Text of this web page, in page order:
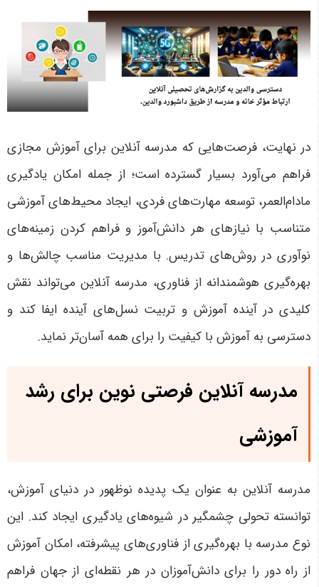
در نهایت، فرصت‌هایی که مدرسه آنلاین برای آموزش مجازی
فراهم می‌آورد بسیار گسترده است؛ از جمله امکان یادگیری
مادام‌العمر، توسعه مهارت‌های فردی، ایجاد محیط‌های آموزشی
متناسب با نیازهای هر دانش‌آموز و فراهم کردن زمینه‌های
نوآوری در روش‌های تدریس. با مدیریت مناسب چالش‌ها و
بهره‌گیری هوشمندانه از فناوری، مدرسه آنلاین می‌تواند نقش
کلیدی در آینده آموزش و تربیت نسل‌های آینده ایفا کند و
دسترسی به آموزش با کیفیت را برای همه آسان‌تر نماید.
مدرسه آنلاین فرصتی نوین برای رشد
آموزشی
مدرسه آنلاین به عنوان یک پدیده نوظهور در دنیای آموزش،
توانسته تحولی چشمگیر در شیوه‌های یادگیری ایجاد کند. این
نوع مدرسه با بهره‌گیری از فناوری‌های پیشرفته، امکان آموزش
از راه دور را برای دانش‌آموزان در هر نقطه‌ای از جهان فراهم